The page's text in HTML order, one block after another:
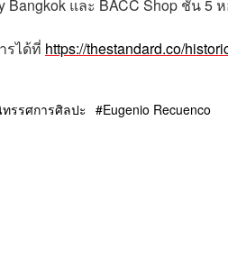
Bangkok และ BACC Shop ชั้น
รได้ที่ https://thestandard.co/
รรศการศิลปะ Eugenio Recuenco